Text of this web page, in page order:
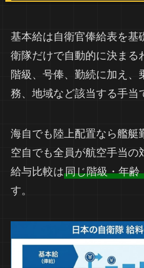
基本給は自衛官俸給表を基
衛隊だけで自動的に決まる
階級、号俸、勤続に加え、
務、地域など該当する手当
海自でも陸上配置なら艦艇
空自でも全員が航空手当の
給与比較は同じ階級・年齢
す。